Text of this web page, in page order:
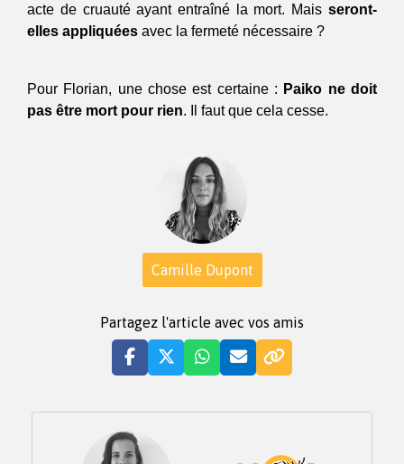
acte de cruauté ayant entraîné la mort. Mais seront-
elles appliquées avec la fermeté nécessaire ?
Pour Florian, une chose est certaine : Paiko ne doit
pas être mort pour rien. Il faut que cela cesse.
Camille Dupont
Partagez l'article avec vos amis